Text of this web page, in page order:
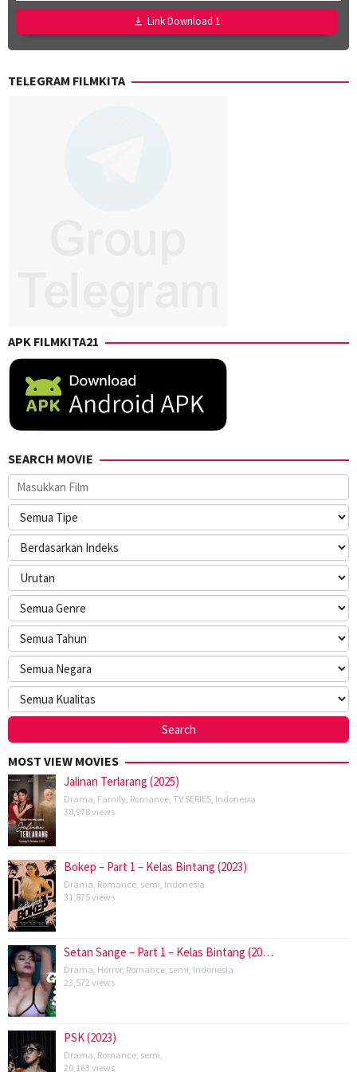
Tsunematsu,
Ken
Nakazawa,
Harada,
Campbell,
Luca
Rai,
Link Download 1
TELEGRAM FILMKITA
APK FILMKITA21
SEARCH MOVIE
MOST VIEW MOVIES
Jalinan Terlarang (2025)
Drama Family Romance TV SERIES Indonesia
38,978 views
Bokep – Part 1 – Kelas Bintang (2023)
Drama Romance semi Indonesia
31,875 views
Setan Sange – Part 1 – Kelas Bintang (20…
Drama Horror, Romance semi Indonesia
23,572 views
PSK (2023)
Drama Romance semi
20,163 views